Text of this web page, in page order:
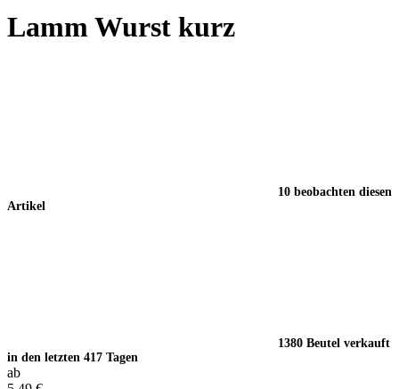
Lamm Wurst kurz
10 beobachten diesen
Artikel
1380 Beutel verkauft
in den letzten 417 Tagen
ab